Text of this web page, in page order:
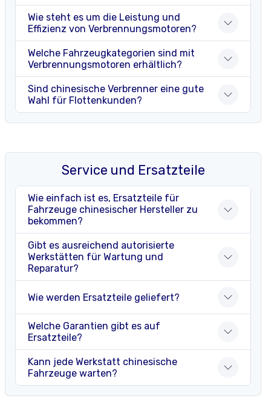
Wie steht es um die Leistung und
Effizienz von Verbrennungsmotoren?
Welche Fahrzeugkategorien sind mit
Verbrennungsmotoren erhältlich?
Sind chinesische Verbrenner eine gute
Wahl für Flottenkunden?
Service und Ersatzteile
Wie einfach ist es, Ersatzteile für
Fahrzeuge chinesischer Hersteller zu
bekommen?
Gibt es ausreichend autorisierte
Werkstätten für Wartung und
Reparatur?
Wie werden Ersatzteile geliefert?
Welche Garantien gibt es auf
Ersatzteile?
Kann jede Werkstatt chinesische
Fahrzeuge warten?